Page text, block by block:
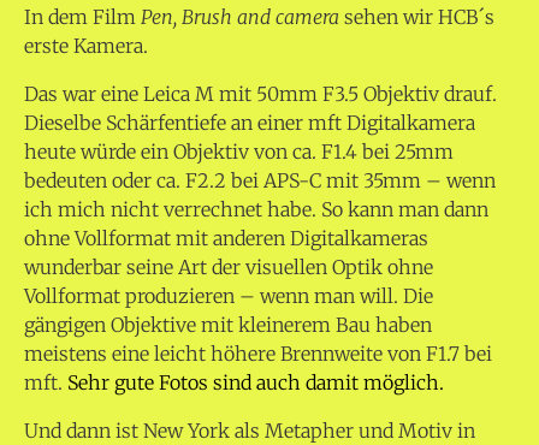
In dem Film Pen, Brush and camera sehen wir HCB´s
erste Kamera.
Das war eine Leica M mit 50mm F3.5 Objektiv drauf.
Dieselbe Schärfentiefe an einer mft Digitalkamera
heute würde ein Objektiv von ca. F1.4 bei 25mm
bedeuten oder ca. F2.2 bei APS-C mit 35mm – wenn
ich mich nicht verrechnet habe. So kann man dann
ohne Vollformat mit anderen Digitalkameras
wunderbar seine Art der visuellen Optik ohne
Vollformat produzieren – wenn man will. Die
gängigen Objektive mit kleinerem Bau haben
meistens eine leicht höhere Brennweite von F1.7 bei
mft. Sehr gute Fotos sind auch damit möglich.
Und dann ist New York als Metapher und Motiv in